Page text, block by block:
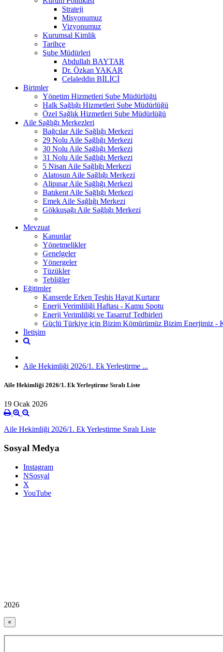
Strateji
Misyonumuz
Vizyonumuz
Kurumsal Kimlik
Tarihçe
Şube Müdürleri
Abdullah BAYTAR
Dr. Özkan YAKAR
Celaleddin BİLİCİ
Birimler
Yönetim Hizmetleri Şube Müdürlüğü
Halk Sağlığı Hizmetleri Şube Müdürlüğü
Özel Sağlık Hizmetleri Şube Müdürlüğü
Aile Sağlığı Merkezleri
Bağcılar Aile Sağlığı Merkezi
29 Nolu Aile Sağlığı Merkezi
30 Nolu Aile Sağlığı Merkezi
31 Nolu Aile Sağlığı Merkezi
5 Nisan Aile Sağlığı Merkezi
Alatosun Aile Sağlığı Merkezi
Alipınar Aile Sağlığı Merkezi
Batıkent Aile Sağlığı Merkezi
Emek Aile Sağlığı Merkezi
Gökkuşağı Aile Sağlığı Merkezi
Mevzuat
Kanunlar
Yönetmelikler
Genelgeler
Yönergeler
Tüzükler
Tebliğler
Eğitimler
Kanserde Erken Teşhis Hayat Kurtarır
Enerji Verimliliği Haftası - Kamu Spotu
Enerji Verimliliği ve Tasarruf Tedbirleri
Güçlü Türkiye için Bizim Kömürümüz Bizim Enerjimiz -
İletişim
Aile Hekimliği 2026/1. Ek Yerleştirme ...
Aile Hekimliği 2026/1. Ek Yerleştirme Sıralı Liste
19 Ocak 2026
Aile Hekimliği 2026/1. Ek Yerleştirme Sıralı Liste
Sosyal Medya
Instagram
NSosyal
X
YouTube
2026
×